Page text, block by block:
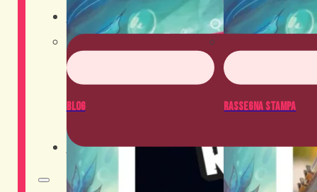
News
Blog Rassegna Stampa
Crowdfunding